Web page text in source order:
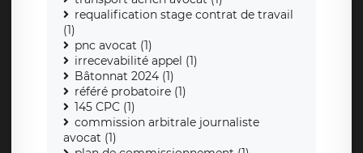
requalification stage contrat de travail
(1)
pnc avocat (1)
irrecevabilité appel (1)
Bâtonnat 2024 (1)
référé probatoire (1)
145 CPC (1)
commission arbitrale journaliste
avocat (1)